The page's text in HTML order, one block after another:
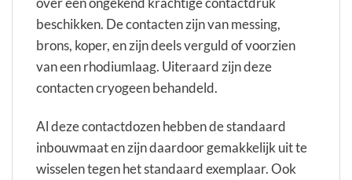
beschikken. De contacten zijn van messing,
brons, koper, en zijn deels verguld of voorzien
van een rhodiumlaag. Uiteraard zijn deze
contacten cryogeen behandeld.
Al deze contactdozen hebben de standaard
inbouwmaat en zijn daardoor gemakkelijk uit te
wisselen tegen het standaard exemplaar. Ook